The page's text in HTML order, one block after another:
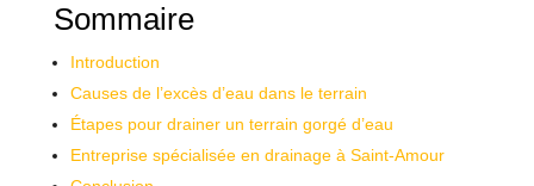
Sommaire
Introduction
Causes de l’excès d’eau dans le terrain
Étapes pour drainer un terrain gorgé d’eau
Entreprise spécialisée en drainage à Saint-Amour